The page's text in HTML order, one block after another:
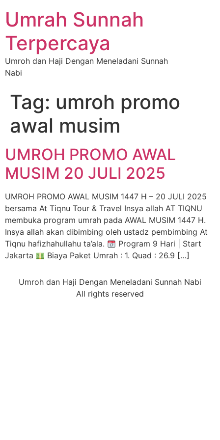
Umrah Sunnah
Terpercaya
Umroh dan Haji Dengan Meneladani Sunnah
Nabi
Tag: umroh promo
awal musim
UMROH PROMO AWAL
MUSIM 20 JULI 2025
UMROH PROMO AWAL MUSIM 1447 H – 20 JULI 2025
bersama At Tiqnu Tour & Travel Insya allah AT TIQNU
membuka program umrah pada AWAL MUSIM 1447 H.
Insya allah akan dibimbing oleh ustadz pembimbing At
Tiqnu hafizhahullahu ta’ala.
Program 9 Hari | Start
Jakarta
Biaya Paket Umrah : 1. Quad : 26.9 […]
Umroh dan Haji Dengan Meneladani Sunnah Nabi
All rights reserved